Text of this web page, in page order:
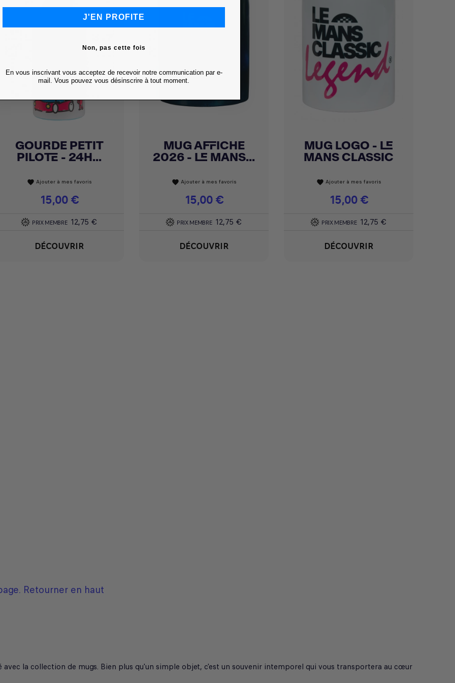
Achat express
GOURDE PETIT
PILOTE - 24H...
favorite Ajouter à mes favoris
Prix
15,00 €
PRIX MEMBRE 12,75 €
DÉCOUVRIR
Achat express
MUG AFFICHE
2026 - LE MANS...
favorite Ajouter à mes favoris
Prix
15,00 €
PRIX MEMBRE 12,75 €
DÉCOUVRIR
Achat express
MUG LOGO - LE
MANS CLASSIC
favorite Ajouter à mes favoris
Prix
15,00 €
PRIX MEMBRE 12,75 €
DÉCOUVRIR
Retourner en haut
la collection de mugs. Bien plus qu'un simple objet, c'est un souvenir intemporel qui vous transportera au cœur
J'EN PROFITE
Non, pas cette fois
En vous inscrivant vous acceptez de recevoir notre communication par e-
mail. Vous pouvez vous désinscrire à tout moment.